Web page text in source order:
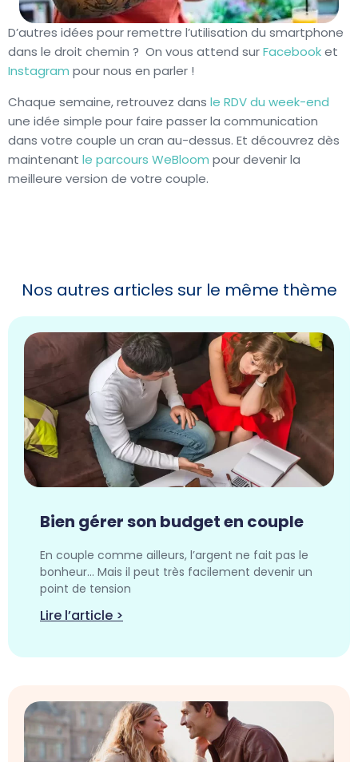
D’autres idées pour remettre l’utilisation du smartphone
dans le droit chemin ? On vous attend surFacebooket
Instagram pour nous en parler !
Chaque semaine, retrouvez dans le RDV du week-end
une idée simple pour faire passer la communication
dans votre couple un cran au-dessus. Et découvrez dès
maintenant le parcours WeBloom pour devenir la
meilleure version de votre couple.
Nos autres articles sur le même thème
Bien gérer son budget en couple
En couple comme ailleurs, l’argent ne fait pas le
bonheur… Mais il peut très facilement devenir un
point de tension
Lire l’article >